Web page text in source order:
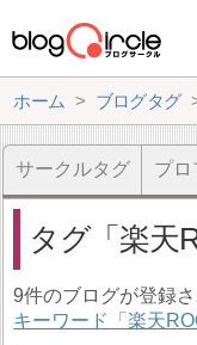
ホーム ブログタグ
サークルタグ プロ
タグ 楽天
9件のブログが登録さ
キーワード「楽天